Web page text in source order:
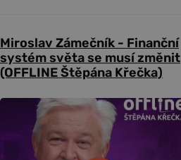
Miroslav Zámečník - Finanční
systém světa se musí změnit
(OFFLINE Štěpána Křečka)